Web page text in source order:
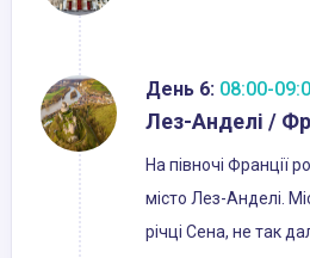
День 6: 08:00-
Лез-Анделі /
На півночі Франції
місто Лез-Анделі.
річці Сена, не так